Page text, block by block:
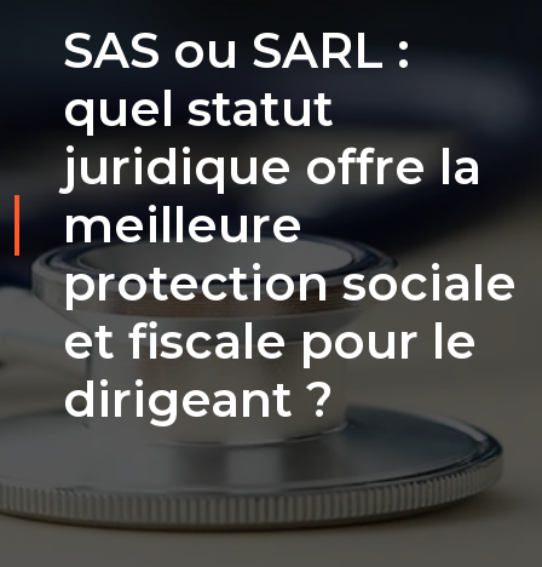
SAS ou SARL :
quel statut
juridique offre la
meilleure
protection sociale
et fiscale pour le
dirigeant ?